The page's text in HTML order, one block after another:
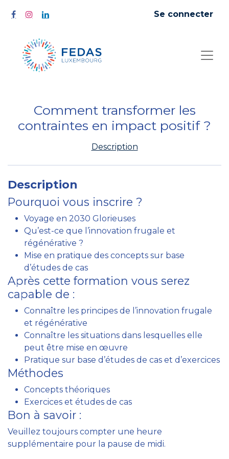
Se connecter
Comment transformer les
contraintes en impact positif ?
Description
Description
Pourquoi vous inscrire ?
Voyage en 2030 Glorieuses
Qu’est-ce que l’innovation frugale et
régénérative ?
Mise en pratique des concepts sur base
d’études de cas
Après cette formation vous serez
capable de :
Connaître les principes de l’innovation frugale
et régénérative
Connaître les situations dans lesquelles elle
peut être mise en œuvre
Pratique sur base d’études de cas et d’exercices
Méthodes
Concepts théoriques
Exercices et études de cas
Bon à savoir :
Veuillez toujours compter une heure
supplémentaire pour la pause de midi.